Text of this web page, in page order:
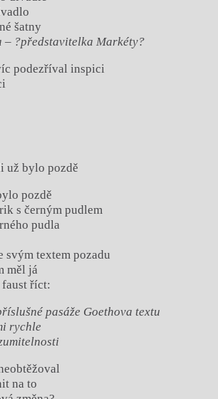
šatny
– ?představitelka Markéty?
podezříval inspici
už bylo pozdě
pozdě
s černým pudlem
pudla
svým textem pozadu
měl já
říct:
pasáže Goethova textu
rychle
na to